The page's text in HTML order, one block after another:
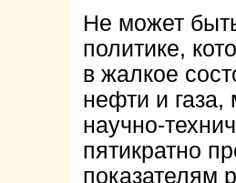
Не может
политике,
в жалкое
нефти и
научно-
пятикратно
показателям